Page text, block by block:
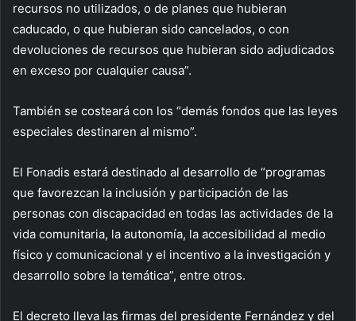
recursos no utilizados, o de planes que hubieran
caducado, o que hubieran sido cancelados, o con
devoluciones de recursos que hubieran sido adjudicados
en exceso por cualquier causa”.
También se costeará con los “demás fondos que las leyes
especiales destinaren al mismo”.
El Fonadis estará destinado al desarrollo de “programas
que favorezcan la inclusión y participación de las
personas con discapacidad en todas las actividades de la
vida comunitaria, la autonomía, la accesibilidad al medio
físico y comunicacional y el incentivo a la investigación y
desarrollo sobre la temática”, entre otros.
El decreto lleva las firmas del presidente Fernández y del